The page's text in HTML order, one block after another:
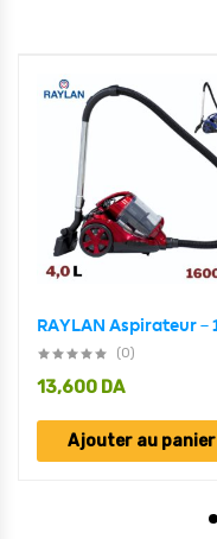
(0)
13,600 DA
Ajouter au panier